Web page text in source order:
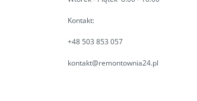
Kontakt:
+48 503 853 057
kontakt@remontownia24.pl